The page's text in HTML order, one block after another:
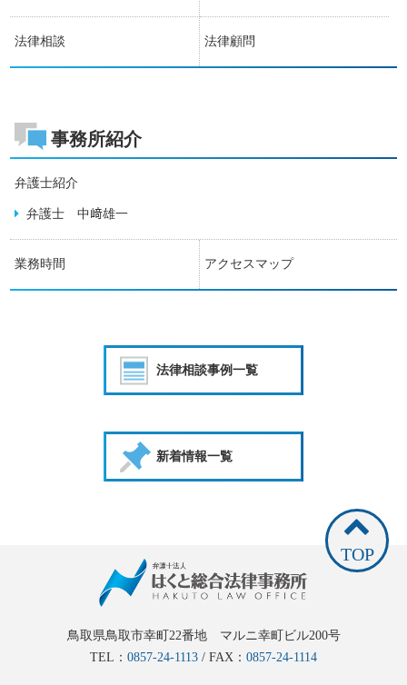
法律相談 法律顧問
事務所紹介
弁護士紹介
弁護士 中﨑雄一
業務時間 アクセスマップ
法律相談事例一覧
新着情報一覧
TOP
鳥取県鳥取市幸町22番地 マルニ幸町ビル200号
TEL： 0857-24-1113 / FAX： 0857-24-1114